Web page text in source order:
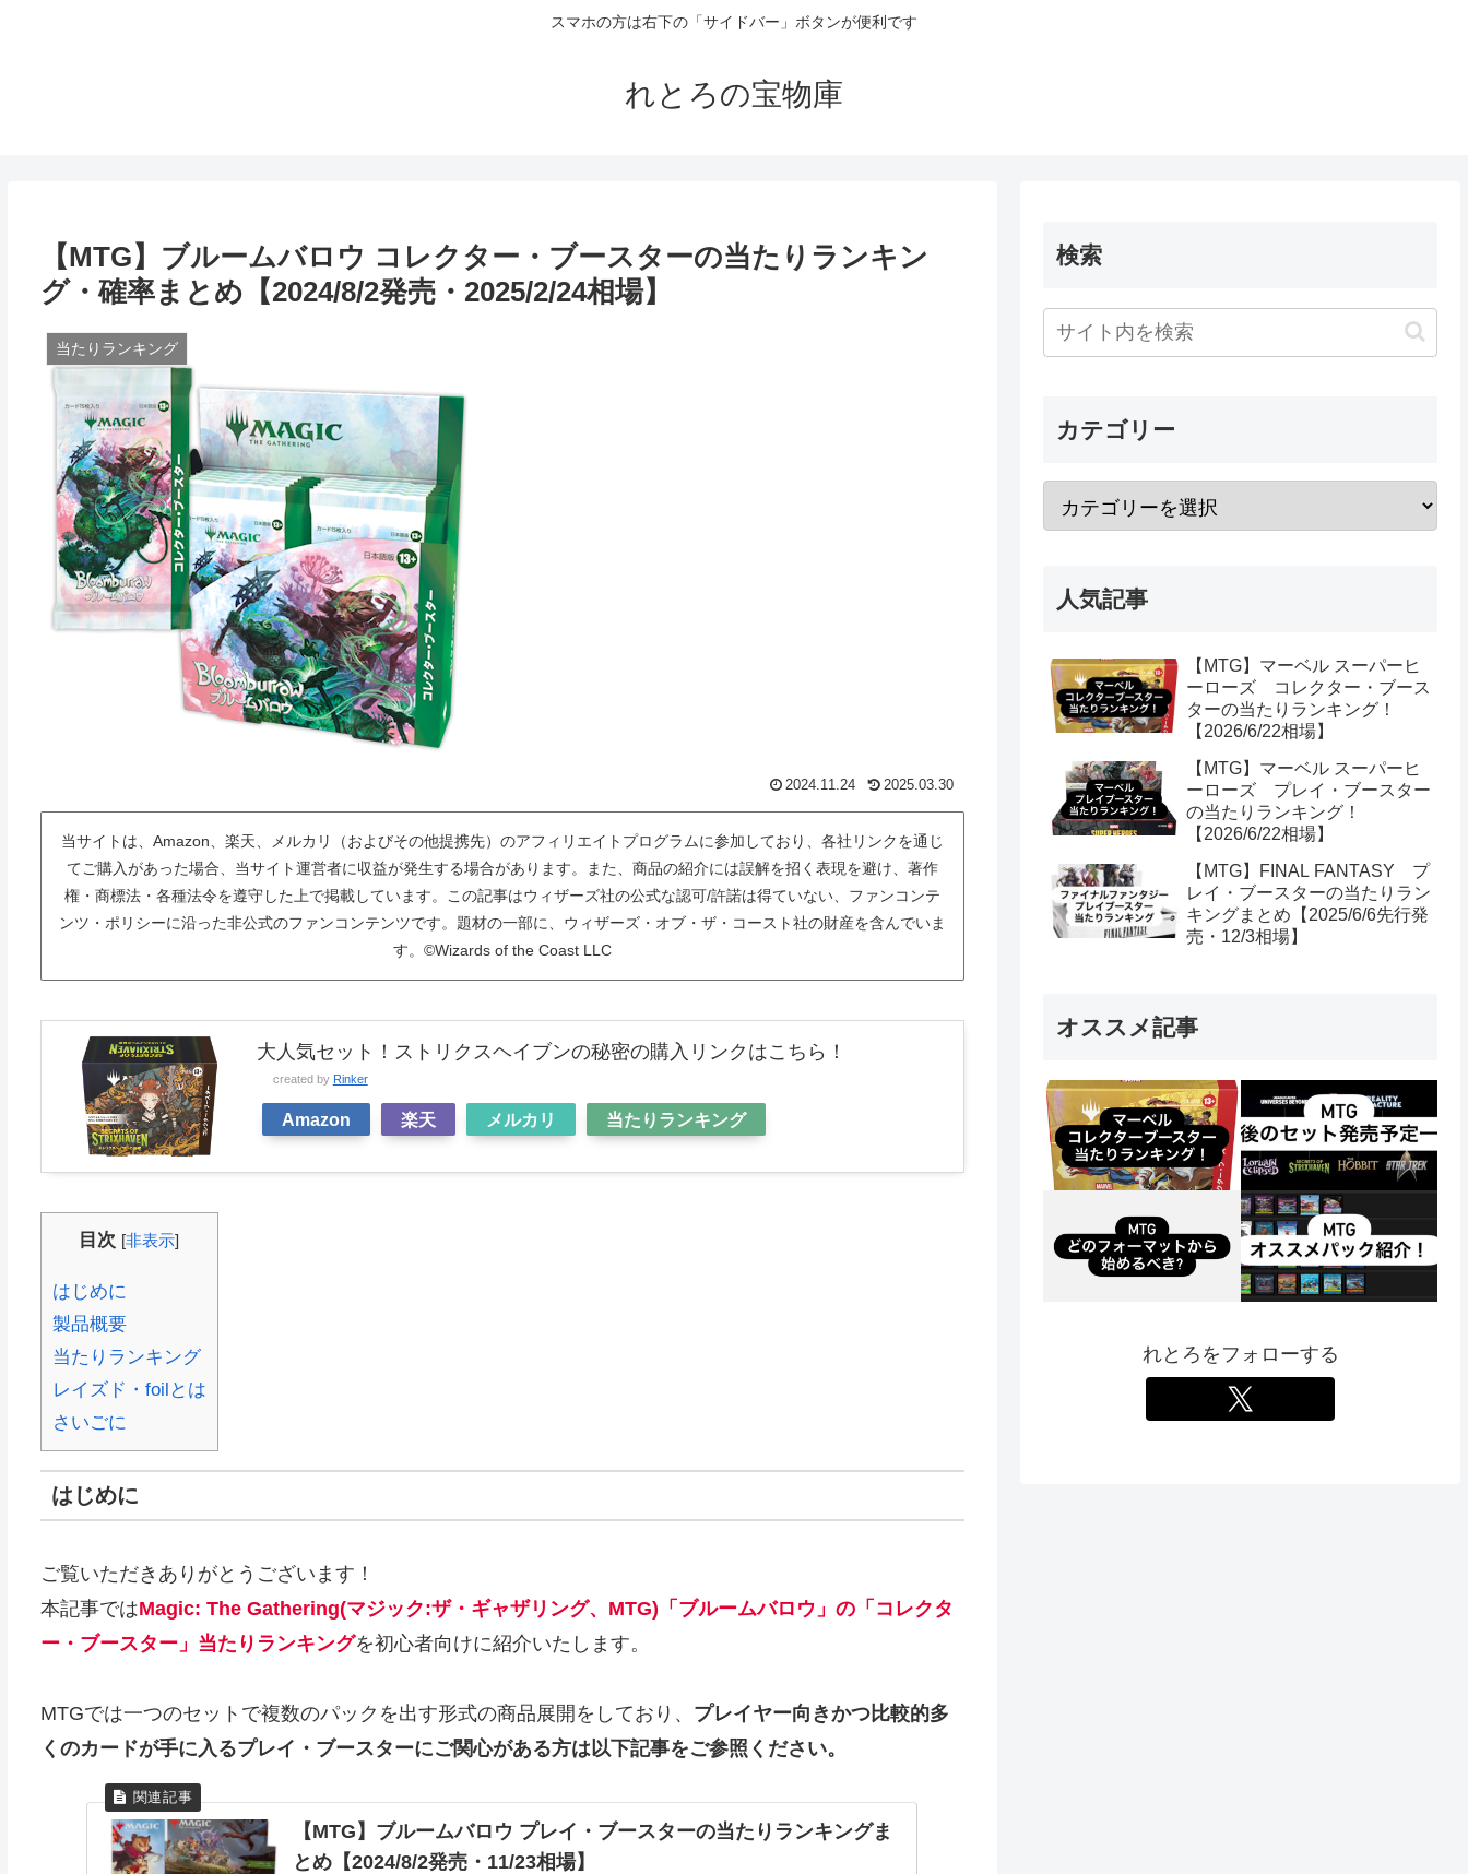
スマホの方は右下の「サイドバー」ボタンが便利です
れとろの宝物庫
【MTG】ブルームバロウ コレクター・ブースターの当たりランキン
グ・確率まとめ【2024/8/2発売・2025/2/24相場】
当たりランキング
2024.11.24 2025.03.30
当サイトは、Amazon、楽天、メルカリ（およびその他提携先）のアフィリエイトプログラムに参加しており、各社リンクを通じ
てご購入があった場合、当サイト運営者に収益が発生する場合があります。また、商品の紹介には誤解を招く表現を避け、著作
権・商標法・各種法令を遵守した上で掲載しています。この記事はウィザーズ社の公式な認可/許諾は得ていない、ファンコンテ
ンツ・ポリシーに沿った非公式のファンコンテンツです。題材の一部に、ウィザーズ・オブ・ザ・コースト社の財産を含んでいま
す。©Wizards of the Coast LLC
大人気セット！ストリクスヘイブンの秘密の購入リンクはこちら！
created by Rinker
Amazon 楽天 メルカリ 当たりランキング
目次 [非表示]
はじめに
製品概要
当たりランキング
レイズド・foilとは
さいごに
はじめに
ご覧いただきありがとうございます！
本記事ではMagic: The Gathering(マジック:ザ・ギャザリング、MTG)「 ブルームバロウ」の「コレクタ
ー・ブースター」当たりランキングを初心者向けに紹介いたします。
MTGでは一つのセットで複数のパックを出す形式の商品展開をしており、 プレイヤー向きかつ比較的多
くのカードが手に入るプレイ・ブースターにご関心がある方は以下記事をご参照ください。
【MTG】ブルームバロウ プレイ・ブースターの当たりランキングま
とめ【2024/8/2発売・11/23相場】
検索
カテゴリー
人気記事
【MTG】マーベル スーパーヒ
ーローズ コレクター・ブース
ターの当たりランキング！
【2026/6/22相場】
【MTG】マーベル スーパーヒ
ーローズ プレイ・ブースター
の当たりランキング！
【2026/6/22相場】
【MTG】FINAL FANTASY プ
レイ・ブースターの当たりラン
キングまとめ【2025/6/6先行発
売・12/3相場】
オススメ記事
れとろをフォローする